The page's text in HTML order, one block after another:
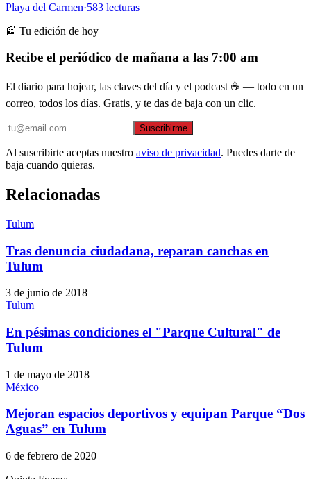
Playa del Carmen·583 lecturas
📰 Tu edición de hoy
Recibe el periódico de mañana a las 7:00 am
El diario para hojear, las claves del día y el podcast ☕ — todo en un
correo, todos los días. Gratis, y te das de baja con un clic.
Suscribirme
Al suscribirte aceptas nuestro aviso de privacidad. Puedes darte de
baja cuando quieras.
Relacionadas
Tulum
Tras denuncia ciudadana, reparan canchas en
Tulum
3 de junio de 2018
Tulum
En pésimas condiciones el "Parque Cultural" de
Tulum
1 de mayo de 2018
México
Mejoran espacios deportivos y equipan Parque “Dos
Aguas” en Tulum
6 de febrero de 2020